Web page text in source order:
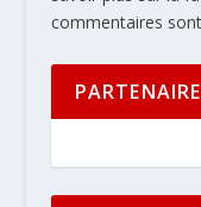
commentaires